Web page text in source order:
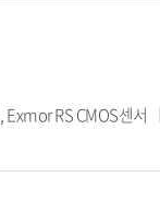
RS CMOS센서